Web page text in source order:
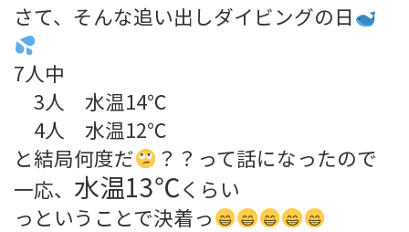
さて、そんな追い出しダイビングの日
7人中
3人 水温14℃
4人 水温12℃
と結局何度だ
？？って話になったので
一応、 水温13℃くらい
っということで決着っ